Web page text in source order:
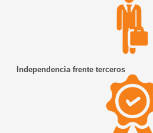
Independencia frente terceros